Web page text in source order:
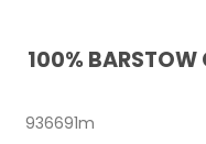
100% BARSTOW
936691m